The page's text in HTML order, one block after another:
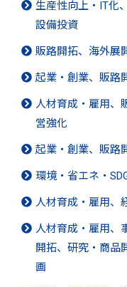
生産性向上・IT化
設備投資
販路開拓、海外展
起業・創業、販路
人材育成・雇用、
営強化
起業・創業、販路
環境・省エネ・
人材育成・雇用、
人材育成・雇用、
開拓、研究・商品
画